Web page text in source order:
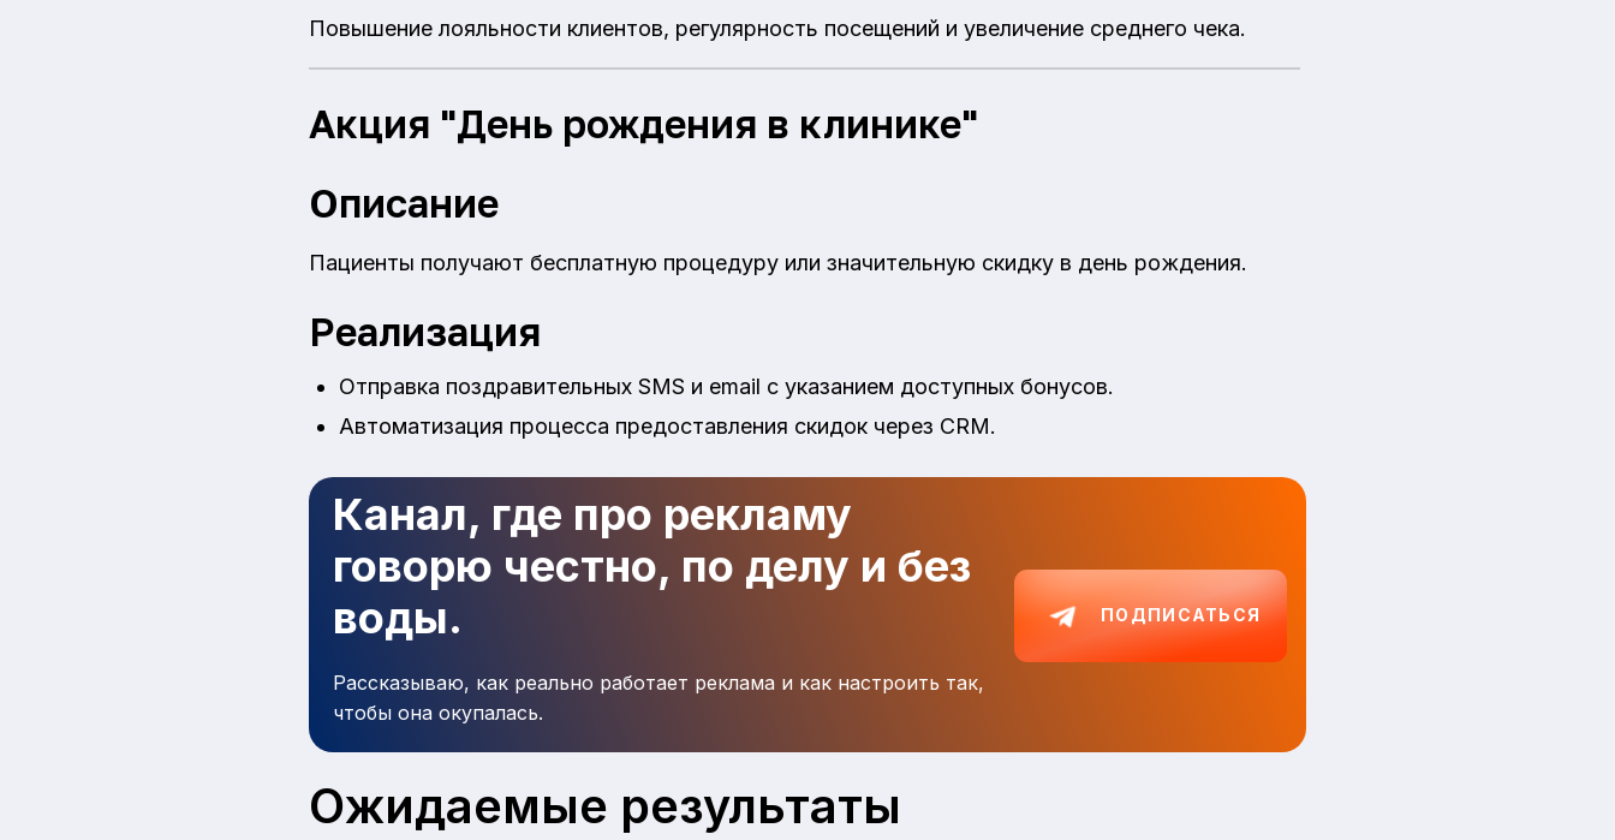
Повышение лояльности клиентов, регулярность посещений и увеличение среднего чека.
Акция "День рождения в клинике"
Описание
Пациенты получают бесплатную процедуру или значительную скидку в день рождения.
Реализация
Отправка поздравительных SMS и email с указанием доступных бонусов.
Автоматизация процесса предоставления скидок через CRM.
Канал, где про рекламу
говорю честно, по делу и без
воды.
Рассказываю, как реально работает реклама и как настроить так,
чтобы она окупалась.
ПОДПИСАТЬСЯ
Ожидаемые результаты